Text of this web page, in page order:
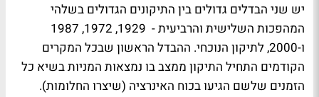
יש שני הבדלים גדולים בין התיקונים הגדולים בשלהי
המהפכות השלישית והרביעית - 1929, 1972, 1987
ו-2000, לתיקון הנוכחי. ההבדל הראשון שבכל המקרים
הקודמים התחיל התיקון ממצב בו נמצאות המניות בשיא כל
הזמנים שלשם הגיעו בכוח האינרציה (שיצרו החלומות).